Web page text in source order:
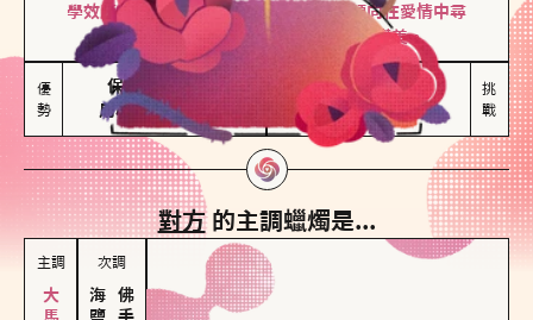
學效應，認為每次相遇都是命中註定。傾向在愛情中尋
找火花，經常表達對另一半的愛意和讚美。
優
勢
保持戀愛新鮮感
用心策劃浪漫驚喜
情緒起伏較大
感情中較需要關注
挑
戰
對方的主調蠟燭是...
主調 次調